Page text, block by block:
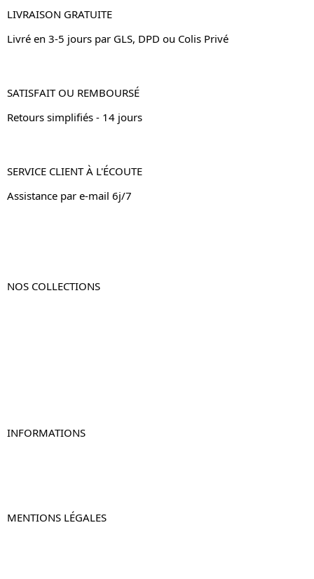
LIVRAISON GRATUITE
Livré en 3-5 jours par GLS, DPD ou Colis Privé
SATISFAIT OU REMBOURSÉ
Retours simplifiés - 14 jours
SERVICE CLIENT À L'ÉCOUTE
Assistance par e-mail 6j/7
NOS COLLECTIONS
INFORMATIONS
MENTIONS LÉGALES